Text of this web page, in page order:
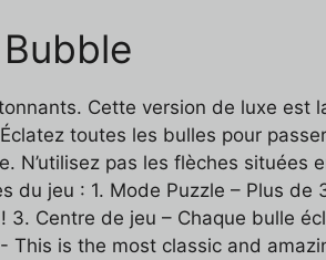
Cette version de luxe est
toutes les bulles pour
N’utilisez pas les flèches situées
du jeu : 1. Mode Puzzle – Plus
Centre de jeu – Chaque bulle
is the most classic and